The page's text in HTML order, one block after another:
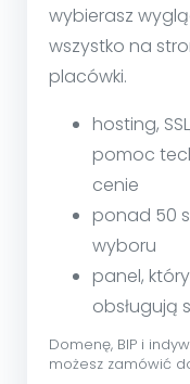
wybierasz
wszystko na
placówki.
hosting,
pomoc
cenie
ponad 50
wyboru
panel,
obsługują
Domenę, BIP i
możesz zamówić